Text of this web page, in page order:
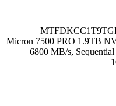
Micron 7500 PRO 1.9TB
6800 MB/s,